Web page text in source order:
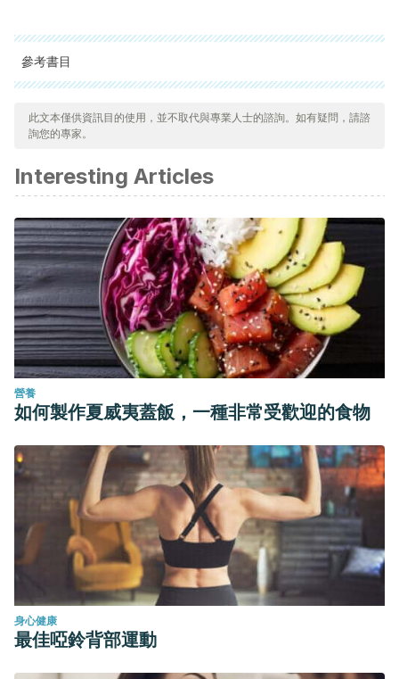
參考書目
Prepuce: Phimosis, Paraphimosis, and Circumcision. The
Simonis, K., & Rink, M. (2014). Paraphimosis. In Urology at a
Glance. https://doi.org/10.1007/978-3-642-54859-8_65
Phimosis and paraphimosis. (2017). In Congenital Anomalies
of the Penis. https://doi.org/10.1007/978-3-319-43310-3_38
Manual MSD. (2019) Fimosis y parafimosis.
https://www.msdmanuals.com/es-ar/hogar/salud-
masculina/trastornos-del-pene-y-de-los-
test%C3%ADculos/fimosis-y-parafimosis
Revista Chilena de Pediatría. (1987). Evolución Natural del
Rev Cubana Med Gen Integr vol.28 no.1 Ciudad de La
Habana ene.-mar. 2012. Un método práctico de reducción
manual sin dolor para la parafimosis de larga evolución
(2009- 2011). http://scielo.sld.cu/scielo.php?
script=sci_arttext&pid=S0864-21252012000100007
Arch. Esp. Urol. vol.61 no.6 jun./ago. 2008. Necesidad de
circuncisión o dilatación del prepucio. Estudio de 1.200
niños. http://scielo.isciii.es/scielo.php?
script=sci_arttext&pid=s0004-06142008000600006
此文本僅供資訊目的使用，並不取代與專業人士的諮詢。如有疑問，請諮
詢您的專家。
Interesting Articles
營養
如何製作夏威夷蓋飯，一種非常受歡迎的食物
身心健康
最佳啞鈴背部運動